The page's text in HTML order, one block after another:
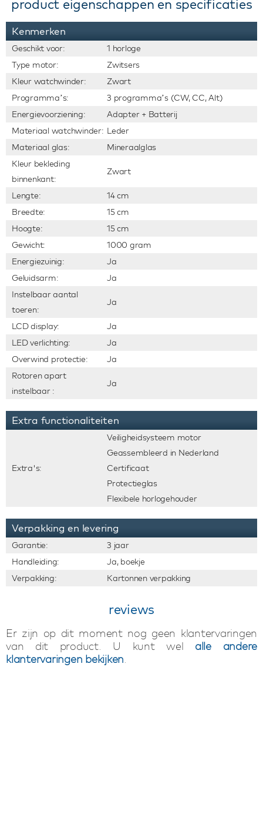
product eigenschappen en specificaties
Kenmerken
Geschikt voor:
1 horloge
Type motor:
Zwitsers
Kleur watchwinder:
Zwart
Programma’s:
3 programma’s (CW, CC, Alt)
Energievoorziening:
Adapter + Batterij
Materiaal watchwinder: Leder
Materiaal glas:
Mineraalglas
Kleur bekleding
binnenkant:
Zwart
Lengte:
14 cm
Breedte:
15 cm
Hoogte:
15 cm
Gewicht:
1000 gram
Energiezuinig:
Ja
Geluidsarm:
Ja
Instelbaar aantal
toeren:
Ja
LCD display:
Ja
LED verlichting:
Ja
Overwind protectie:
Ja
Rotoren apart
instelbaar :
Ja
Extra functionaliteiten
Extra's:
Veiligheidsysteem motor
Geassembleerd in Nederland
Certificaat
Protectieglas
Flexibele horlogehouder
Verpakking en levering
Garantie:
3 jaar
Handleiding:
Ja, boekje
Verpakking:
Kartonnen verpakking
reviews
Er zijn op dit moment nog geen klantervaringen
van dit product. U kunt wel alle andere
klantervaringen bekijken.